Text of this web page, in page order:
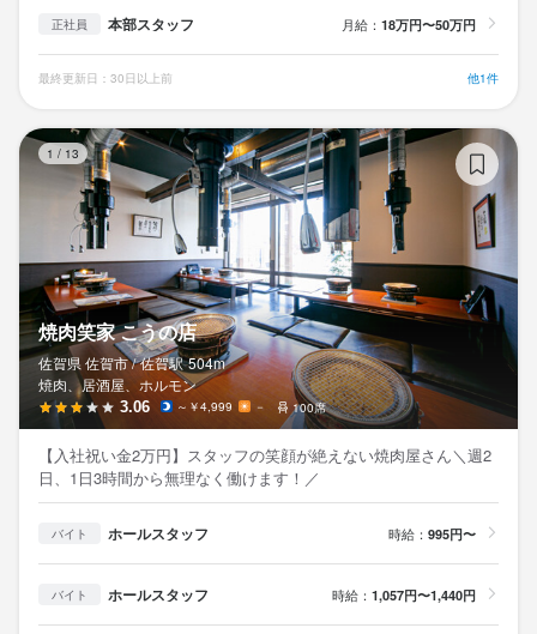
正社員 本部スタッフ 月給： 18万円〜50万円
最終更新日：30日以上前 他1件
1 / 13
焼肉笑家 こうの店
佐賀県 佐賀市 / 佐賀駅 504m
焼肉、居酒屋、ホルモン
3.06 ～￥4,999 － 100席
【入社祝い金2万円】スタッフの笑顔が絶えない焼肉屋さん＼週2
日、1日3時間から無理なく働けます！／
バイト ホールスタッフ 時給： 995円〜
バイト ホールスタッフ 時給： 1,057円〜1,440円